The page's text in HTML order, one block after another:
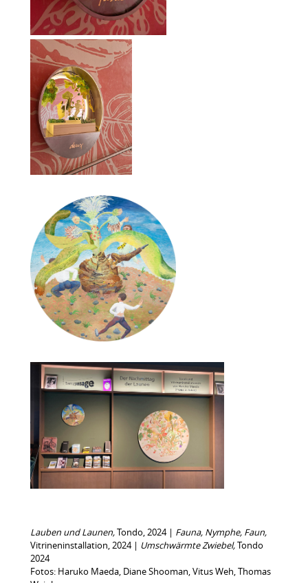
Lauben und Launen,Tondo, 2024 | Fauna, Nymphe, Faun,
Vitrineninstallation, 2024 | Umschwärmte Zwiebel,Tondo
2024
Fotos: Haruko Maeda, Diane Shooman, Vitus Weh, Thomas